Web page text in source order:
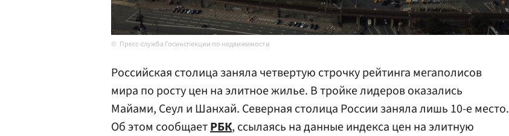
Пресс-служба Госинспекции по недвижимости
Российская столица заняла четвертую строчку рейтинга мегаполисов
мира по росту цен на элитное жилье. В тройке лидеров оказались
Майами, Сеул и Шанхай. Северная столица России заняла лишь 10-е место.
Об этом сообщаетРБК, ссылаясь на данные индекса цен на элитную